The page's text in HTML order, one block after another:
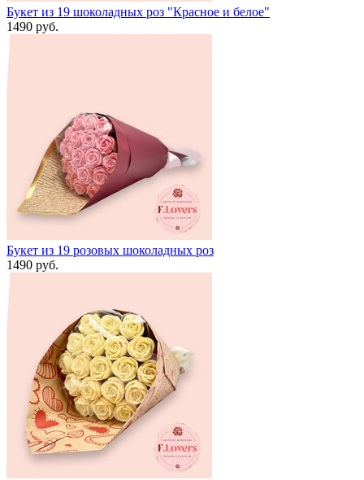
Букет из 19 шоколадных роз "Красное и белое"
1490 руб.
Букет из 19 розовых шоколадных роз
1490 руб.